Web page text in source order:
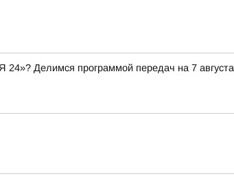
Делимся программой передач на 7 августа